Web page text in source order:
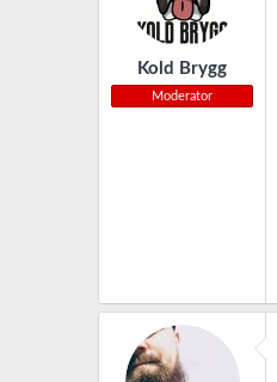
Kold Brygg
Moderator